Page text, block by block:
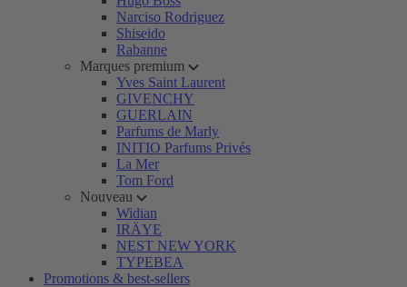
Narciso Rodriguez
Shiseido
Rabanne
Marques premium
Yves Saint Laurent
GIVENCHY
GUERLAIN
Parfums de Marly
INITIO Parfums Privés
La Mer
Tom Ford
Nouveau
Widian
IRÄYE
NEST NEW YORK
TYPEBEA
Promotions & best-sellers